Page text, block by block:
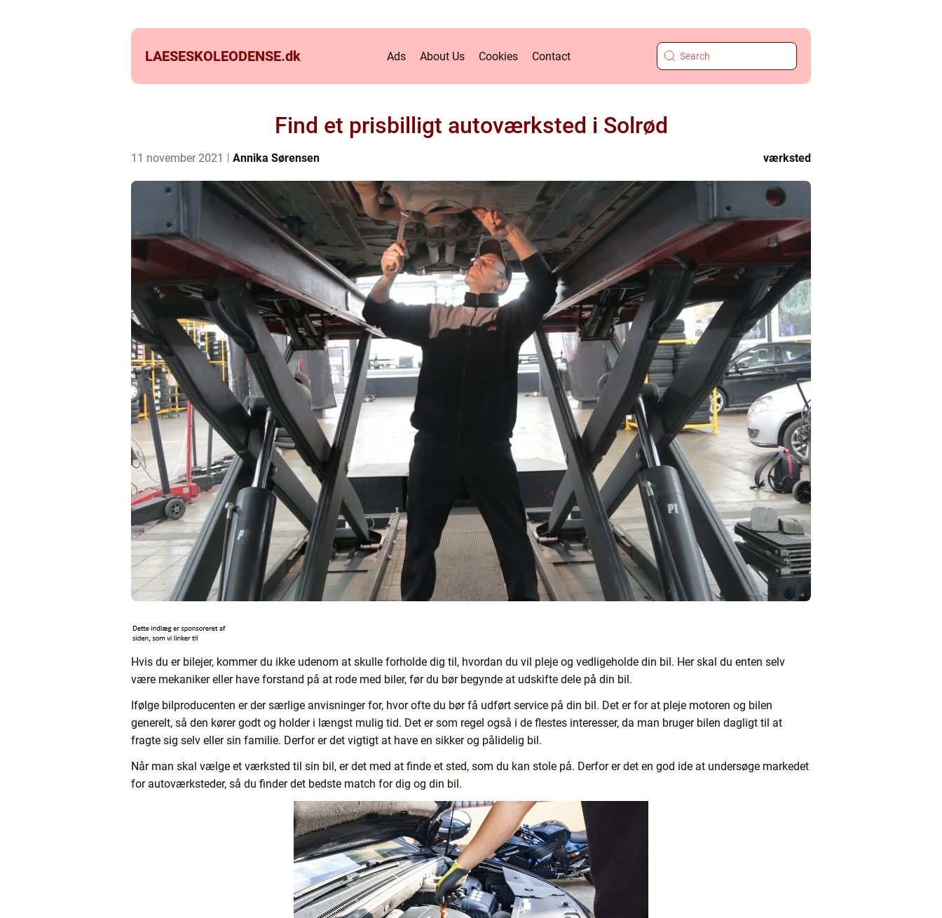
LAESESKOLEODENSE.dk Ads About Us Cookies Contact
Find et prisbilligt autoværksted i Solrød
11 november 2021 Annika Sørensen værksted
Hvis du er bilejer, kommer du ikke udenom at skulle forholde dig til, hvordan du vil pleje og vedligeholde din bil. Her skal du enten selv
være mekaniker eller have forstand på at rode med biler, før du bør begynde at udskifte dele på din bil.
Ifølge bilproducenten er der særlige anvisninger for, hvor ofte du bør få udført service på din bil. Det er for at pleje motoren og bilen
generelt, så den kører godt og holder i længst mulig tid. Det er som regel også i de flestes interesser, da man bruger bilen dagligt til at
fragte sig selv eller sin familie. Derfor er det vigtigt at have en sikker og pålidelig bil.
Når man skal vælge et værksted til sin bil, er det med at finde et sted, som du kan stole på. Derfor er det en god ide at undersøge markedet
for autoværksteder, så du finder det bedste match for dig og din bil.